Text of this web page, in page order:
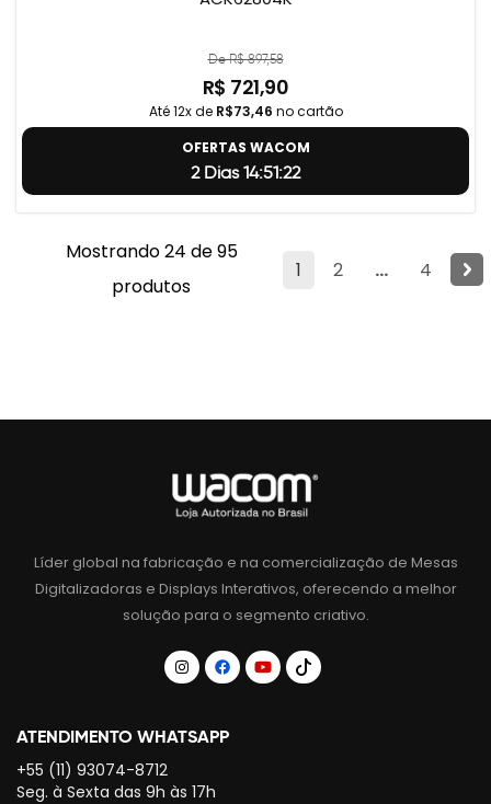
De R$ 897,58
R$ 721,90
Até 12x de R$73,46 no cartão
OFERTAS WACOM
2 Dias 14:51:22
1 2 ... 4
Mostrando 24 de 95
produtos
Líder global na fabricação e na comercialização de Mesas
Digitalizadoras e Displays Interativos, oferecendo a melhor
solução para o segmento criativo.
ATENDIMENTO WHATSAPP
+55 (11) 93074-8712
Seg. à Sexta das 9h às 17h